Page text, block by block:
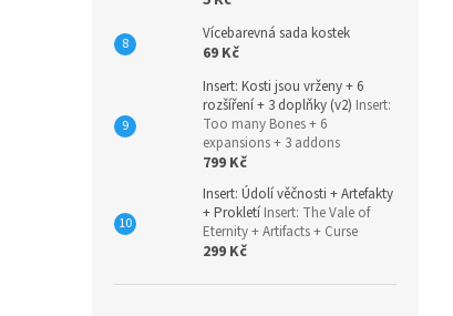
Vícebarevná sada kostek
69 Kč
Insert: Kosti jsou vrženy + 6
rozšíření + 3 doplňky (v2) Insert:
Too many Bones + 6
expansions + 3 addons
799 Kč
Insert: Údolí věčnosti + Artefakty
+ Prokletí Insert: The Vale of
Eternity + Artifacts + Curse
299 Kč